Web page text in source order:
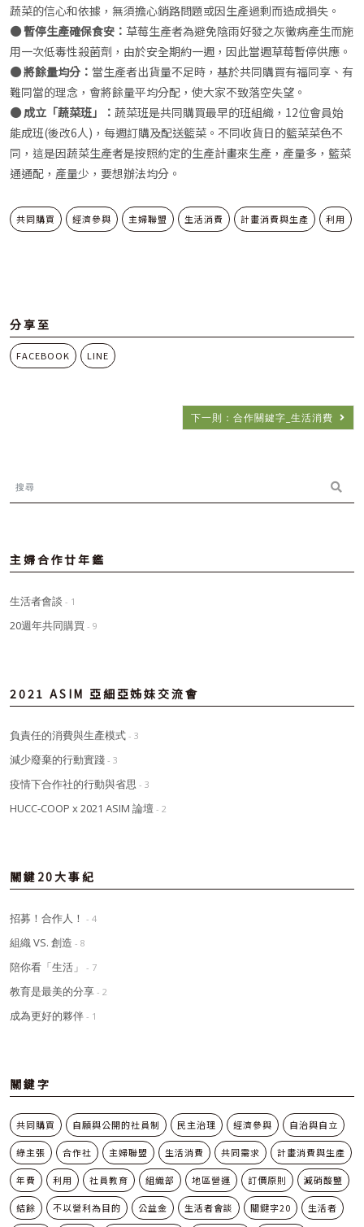
蔬菜的信心和依據，無須擔心銷路問題或因生產過剩而造成損失。
● 暫停生產確保食安： 草莓生產者為避免陰雨好發之灰黴病產生而施
用一次低毒性殺菌劑，由於安全期約一週，因此當週草莓暫停供應。
● 將餘量均分： 當生產者出貨量不足時，基於共同購買有福同享、有
難同當的理念，會將餘量平均分配，使大家不致落空失望。
● 成立「蔬菜班」： 蔬菜班是共同購買最早的班組織，12位會員始
能成班(後改6人)，每週訂購及配送籃菜。不同收貨日的籃菜菜色不
同，這是因蔬菜生產者是按照約定的生產計畫來生產，產量多，籃菜
通通配，產量少，要想辦法均分。
共同購買 經濟參與 主婦聯盟 生活消費 計畫消費與生產 利用
分享至
FACEBOOK LINE
下一則：合作關鍵字_生活消費
主婦合作廿年鑑
生活者會談 - 1
20週年共同購買 - 9
2021 ASIM 亞細亞姊妹交流會
負責任的消費與生產模式 - 3
減少廢棄的行動實踐 - 3
疫情下合作社的行動與省思 - 3
HUCC-COOP x 2021 ASIM 論壇 - 2
關鍵20大事紀
招募！合作人！ - 4
組織 VS. 創造 - 8
陪你看「生活」 - 7
教育是最美的分享 - 2
成為更好的夥伴 - 1
關鍵字
共同購買 自願與公開的社員制 民主治理 經濟參與 自治與自立
綠主張 合作社 主婦聯盟 生活消費 共同需求 計畫消費與生產
年費 利用 社員教育 組織部 地區營運 訂價原則 減硝酸鹽
結餘 不以營利為目的 公益金 生活者會談 關鍵字20 生活者